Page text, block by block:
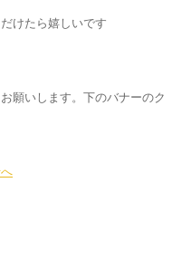
けたら嬉しいです
いします。下のバナーのク